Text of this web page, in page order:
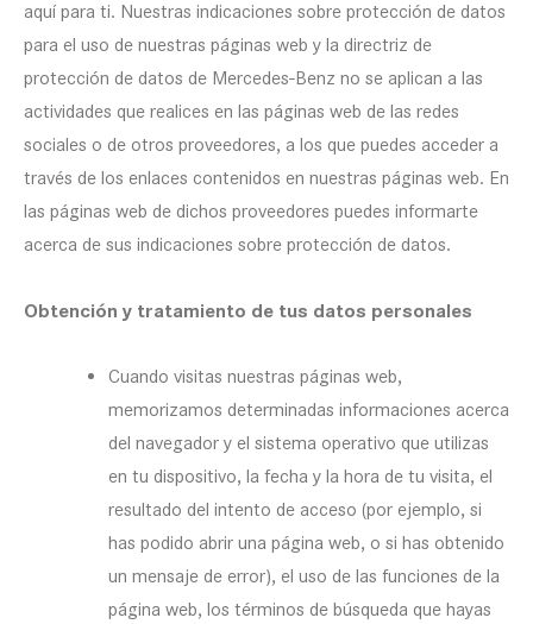
aquí para ti. Nuestras indicaciones sobre protección de datos
para el uso de nuestras páginas web y la directriz de
protección de datos de Mercedes-Benz no se aplican a las
actividades que realices en las páginas web de las redes
sociales o de otros proveedores, a los que puedes acceder a
través de los enlaces contenidos en nuestras páginas web. En
las páginas web de dichos proveedores puedes informarte
acerca de sus indicaciones sobre protección de datos.
Obtención y tratamiento de tus datos personales
Cuando visitas nuestras páginas web,
memorizamos determinadas informaciones acerca
del navegador y el sistema operativo que utilizas
en tu dispositivo, la fecha y la hora de tu visita, el
resultado del intento de acceso (por ejemplo, si
has podido abrir una página web, o si has obtenido
un mensaje de error), el uso de las funciones de la
página web, los términos de búsqueda que hayas